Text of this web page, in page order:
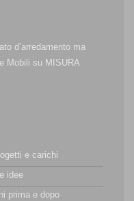
d’arredamento ma
Mobili su MISURA
e carichi
idee
prima e dopo